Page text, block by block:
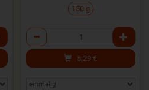
150 g
Anzahl
5,29 €